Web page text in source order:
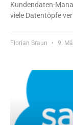
Kundendaten-
viele Datentöpfe
Florian Braun 9.